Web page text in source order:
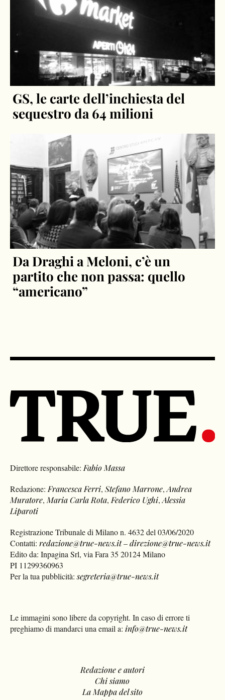
GS, le carte dell’inchiesta del
sequestro da 64 milioni
Da Draghi a Meloni, c’è un
partito che non passa: quello
“americano”
Direttore responsabile:Fabio Massa
Redazione:Francesca Ferri,Stefano Marrone,Andrea
Muratore,Maria Carla Rota,Federico Ughi,Alessia
Liparoti
Registrazione Tribunale di Milano n. 4632 del 03/06/2020
Contatti:redazione@true-news.it–direzione@true-news.it
Edito da: Inpagina Srl, via Fara 35 20124 Milano
PI 11299360963
Per la tua pubblicità:segreteria@true-news.it
Le immagini sono libere da copyright. In caso di errore ti
preghiamo di mandarci una email a: info@true-news.it
Redazione e autori
Chi siamo
La Mappa del sito